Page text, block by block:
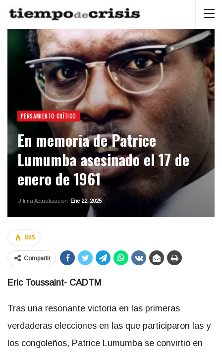
PENSAMIENTO CRÍTICO
En memoria de Patrice
Lumumba asesinado el 17 de
enero de 1961
Última Actualización Ene 22, 2025
885
Compartir
Eric Toussaint- CADTM
Tras una resonante victoria en las primeras
verdaderas elecciones en las que participaron las y
los congoleños, Patrice Lumumba se convirtió en